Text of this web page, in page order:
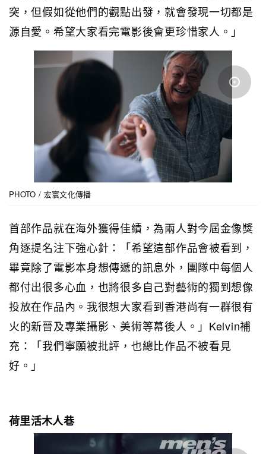
突，但假如從他們的觀點出發，就會發現一切都是
源自愛。希望大家看完電影後會更珍惜家人。」
PHOTO / 宏寰文化傳播
首部作品就在海外獲得佳績，為兩人對今屆金像獎
角逐提名注下強心針：「希望這部作品會被看到，
畢竟除了電影本身想傳遞的訊息外，團隊中每個人
都付出很多心血，也將很多自己對藝術的獨到想像
投放在作品內。我很想大家看到香港尚有一群很有
火的新晉及專業攝影、美術等幕後人。」Kelvin補
充：「我們寧願被批評，也總比作品不被看見
好。」
荷里活木人巷